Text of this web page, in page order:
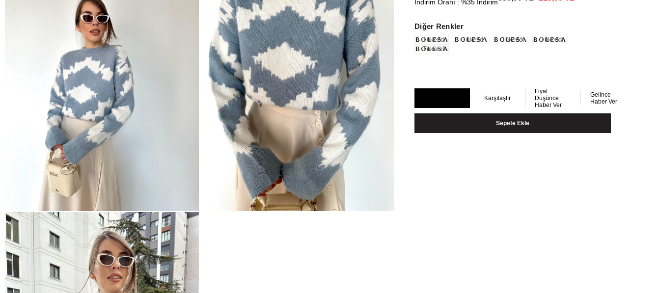
İndirim Oranı : %35 İndirim
Diğer Renkler
Tükendi Tükendi Tükendi
Tükendi
Tükendi
Karşılaştır
Fiyat
Düşünce
Haber Ver
Gelince
Haber Ver